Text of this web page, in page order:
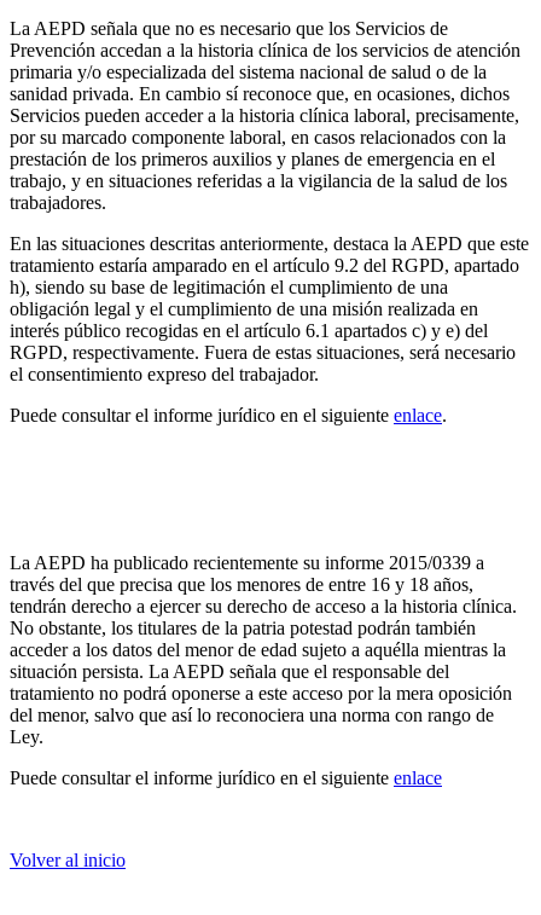
La AEPD señala que no es necesario que los Servicios de
Prevención accedan a la historia clínica de los servicios de atención
primaria y/o especializada del sistema nacional de salud o de la
sanidad privada. En cambio sí reconoce que, en ocasiones, dichos
Servicios pueden acceder a la historia clínica laboral, precisamente,
por su marcado componente laboral, en casos relacionados con la
prestación de los primeros auxilios y planes de emergencia en el
trabajo, y en situaciones referidas a la vigilancia de la salud de los
trabajadores.
En las situaciones descritas anteriormente, destaca la AEPD que este
tratamiento estaría amparado en el artículo 9.2 del RGPD, apartado
h), siendo su base de legitimación el cumplimiento de una
obligación legal y el cumplimiento de una misión realizada en
interés público recogidas en el artículo 6.1 apartados c) y e) del
RGPD, respectivamente. Fuera de estas situaciones, será necesario
el consentimiento expreso del trabajador.
Puede consultar el informe jurídico en el siguiente enlace.
La AEPD ha publicado recientemente su informe 2015/0339 a
través del que precisa que los menores de entre 16 y 18 años,
tendrán derecho a ejercer su derecho de acceso a la historia clínica.
No obstante, los titulares de la patria potestad podrán también
acceder a los datos del menor de edad sujeto a aquélla mientras la
situación persista. La AEPD señala que el responsable del
tratamiento no podrá oponerse a este acceso por la mera oposición
del menor, salvo que así lo reconociera una norma con rango de
Ley.
Puede consultar el informe jurídico en el siguiente enlace
Volver al inicio